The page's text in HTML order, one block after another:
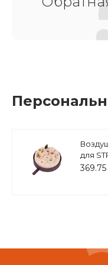
для